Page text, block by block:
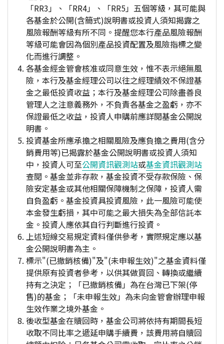
「RR3」、「RR4」、「RR5」五個等級，其可能與
各基金於公開(含簡式)說明書或投資人須知揭露之
風險報酬等級有所不同。提醒您本行產品風險報酬
等級可能會因為個別產品投資配置及風險指標之變
化而進行調整。
各基金經金管會核准或同意生效，惟不表示絕無風
險，本行及基金經理公司以往之經理績效不保證基
金之最低投資收益；本行及基金經理公司除盡善良
管理人之注意義務外，不負責各基金之盈虧，亦不
保證最低之收益，投資人申購前應詳閱基金公開說
明書。
投資基金所應承擔之相關風險及應負擔之費用(含分
銷費用等)已揭露於基金公開說明書或投資人須知
中，投資人可至公開資訊觀測站或基金資訊觀測站
查閱。基金並非存款，基金投資不受存款保險、保
險安定基金或其他相關保障機制之保障，投資人需
自負盈虧。基金投資具投資風險，此一風險可能使
本金發生虧損，其中可能之最大損失為全部信託本
金。投資人應依其自行判斷進行投資。
上述短線交易規定資料僅供參考，實際規定應以基
金公開說明書為主。
標示"(已撤銷核備)"及"(未申報生效)"之基金資料僅
提供原有投資者參考，以供其做買回、轉換或繼續
持有之決定；「已撤銷核備」為在台灣已下架(停
售)的基金；「未申報生效」為未向金管會辦理申報
生效作業之境外基金。
後收型基金在贖回時，基金公司將依持有期間長短
收取不同比率之遞延申購手續費，該費用將自贖回